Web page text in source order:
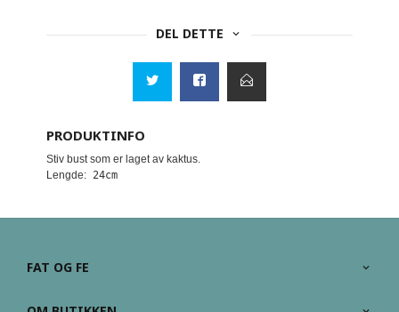
DEL DETTE
PRODUKTINFO
Stiv bust som er laget av kaktus.
Lengde: 24cm
FAT OG FE